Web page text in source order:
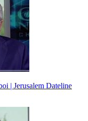
| Jerusalem Dateline